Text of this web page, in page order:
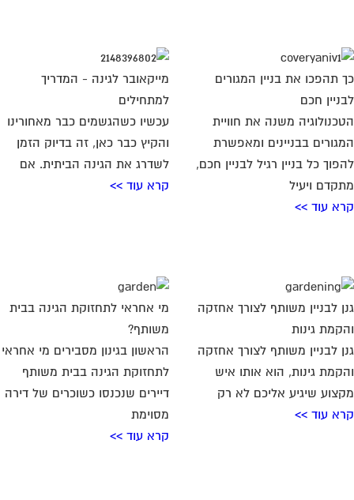
תהפכו את בניין המגורים
חכם
משנה את חוויית
בבניינים ומאפשרת
כל בניין רגיל לבניין חכם,
ויעיל
עוד >>
מייקאובר לגינה - המדריך
למתחילים
עכשיו כשהגשמים כבר מאחורינו
והקיץ כבר כאן, זה בדיוק הזמן
לשדרג את הגינה הביתית. אם
קרא עוד >>
לבניין משותף לצורך אחזקה
גינות
לבניין משותף לצורך אחזקה
גינות, הוא אותו איש
שיגיע אליכם לא רק
עוד >>
מי אחראי לתחזוקת הגינה בבית
משותף?
הראשון בגינון מסבירים מי אחראי
לתחזוקת הגינה בבית משותף
דיירים שנכנסו כשוכרים של דירה
מסוימת
קרא עוד >>